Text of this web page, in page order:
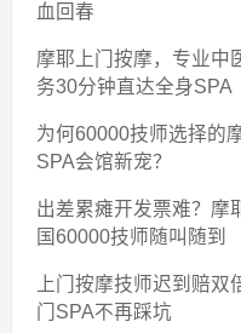
血回春
摩耶上门按摩，专业中
务30分钟直达全身SPA
为何60000技师选择的
SPA会馆新宠？
出差累瘫开发票难？摩
国60000技师随叫随到
上门按摩技师迟到赔
门SPA不再踩坑